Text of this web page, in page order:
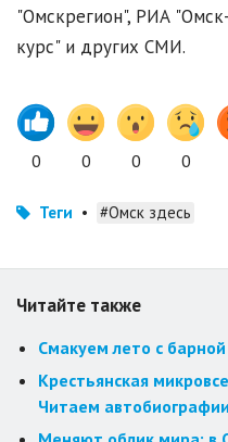
"Омскрегион", РИА
курс" и других СМИ.
0 0 0 0
Теги • #Омск здесь
Читайте также
Смакуем лето с
Крестьянская
Читаем